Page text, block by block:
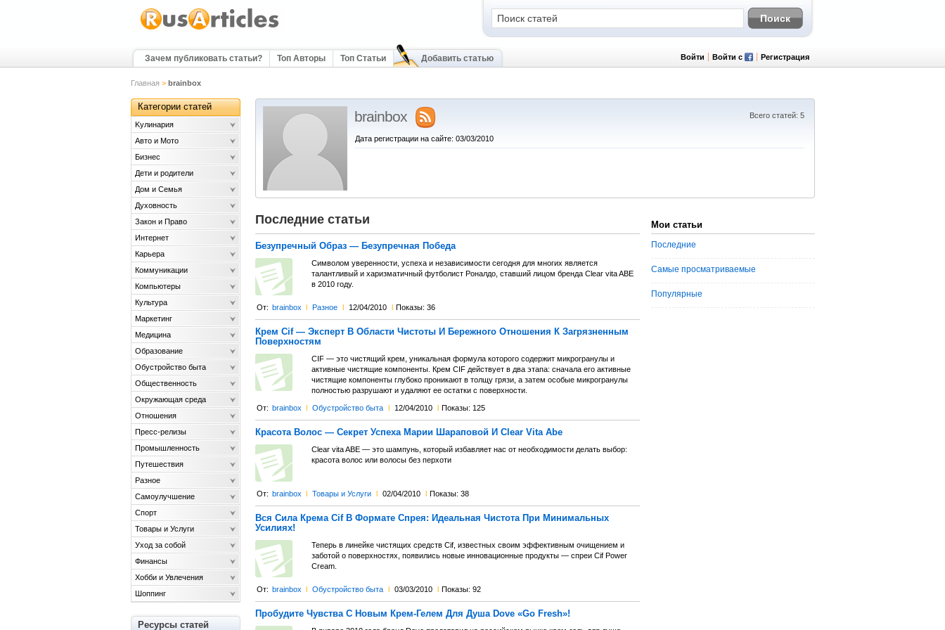
Зачем публиковать статьи? Топ Авторы Топ Статьи Добавить статью Войти Войти с Регистрация
Главная > brainbox
brainbox Всего статей: 5
Дата регистрации на сайте: 03/03/2010
Последние статьи
Безупречный Образ — Безупречная Победа
Символом уверенности, успеха и независимости сегодня для многих является
талантливый и харизматичный футболист Роналдо, ставший лицом бренда Сlear vita ABE
в 2010 году.
От: brainbox l Разное l 12/04/2010 l Показы: 36
Крем Cif — Эксперт В Области Чистоты И Бережного Отношения К Загрязненным
Поверхностям
CIF — это чистящий крем, уникальная формула которого содержит микрогранулы и
активные чистящие компоненты. Крем CIF действует в два этапа: сначала его активные
чистящие компоненты глубоко проникают в толщу грязи, а затем особые микрогранулы
полностью разрушают и удаляют ее остатки с поверхности.
От: brainbox l Обустройство быта l 12/04/2010 l Показы: 125
Красота Волос — Секрет Успеха Марии Шараповой И Clear Vita Abe
Сlear vita ABE — это шампунь, который избавляет нас от необходимости делать выбор:
красота волос или волосы без перхоти
От: brainbox l Товары и Услуги l 02/04/2010 l Показы: 38
Вся Сила Крема Cif В Формате Спрея: Идеальная Чистота При Минимальных
Усилиях!
Теперь в линейке чистящих средств Cif, известных своим эффективным очищением и
заботой о поверхностях, появились новые инновационные продукты — спреи Cif Power
Cream.
От: brainbox l Обустройство быта l 03/03/2010 l Показы: 92
Пробудите Чувства С Новым Крем-Гелем Для Душа Dove «Go Fresh»!
Мои статьи
Последние
Самые просматриваемые
Популярные
Категории статей
Kулинария
Авто и Мото
Бизнес
Дети и родители
Дом и Семья
Духовность
Закон и Право
Интернет
Карьера
Коммуникации
Компьютеры
Культура
Маркетинг
Медицина
Образование
Обустройство быта
Общественность
Окружающая среда
Отношения
Пресс-релизы
Промышленность
Путешествия
Разное
Самоулучшение
Спорт
Товары и Услуги
Уход за собой
Финансы
Хобби и Увлечения
Шоппинг
Ресурсы статей